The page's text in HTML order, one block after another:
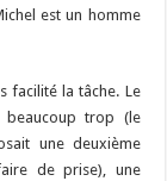
est un homme
facilité la tâche. Le
trop (le
une deuxième
de prise), une